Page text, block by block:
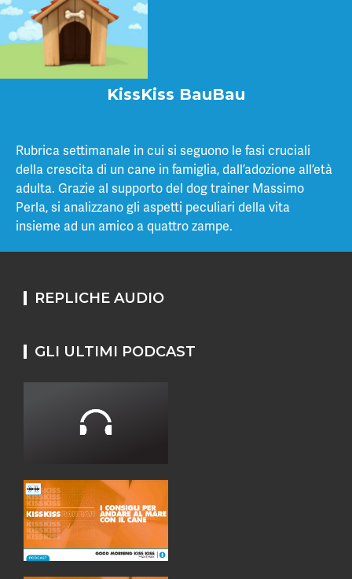
KissKiss BauBau
Rubrica settimanale in cui si seguono le fasi cruciali
della crescita di un cane in famiglia, dall’adozione all’età
adulta. Grazie al supporto del dog trainer Massimo
Perla, si analizzano gli aspetti peculiari della vita
insieme ad un amico a quattro zampe.
REPLICHE AUDIO
GLI ULTIMI PODCAST